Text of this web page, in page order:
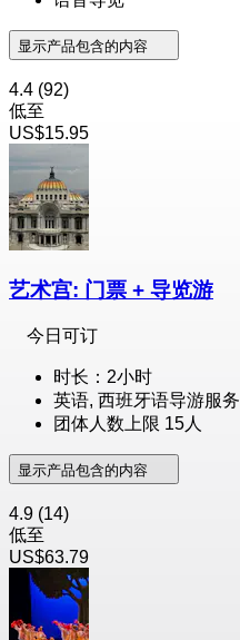
显示产品包含的内容
4.4 (92)
低至
US$15.95
艺术宫: 门票 + 导览游
今日可订
时长：2小时
英语, 西班牙语导游服务
团体人数上限 15人
显示产品包含的内容
4.9 (14)
低至
US$63.79